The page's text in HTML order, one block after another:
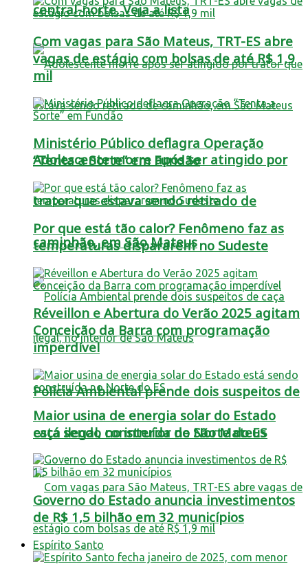
central-norte. Veja a lista
Adolescente morre após ser atingido por
trator que estava sendo retirado de
caminhão, em São Mateus
Polícia Ambiental prende dois suspeitos de
caça ilegal, no interior de São Mateus
Com vagas para São Mateus, TRT-ES abre
vagas de estágio com bolsas de até R$ 1,9
mil
Ministério Público deflagra Operação
“Tenta a Sorte” em Fundão
Por que está tão calor? Fenômeno faz as
temperaturas dispararem no Sudeste
Réveillon e Abertura do Verão 2025 agitam
Conceição da Barra com programação
imperdível
Maior usina de energia solar do Estado
está sendo construída no Norte do ES
Governo do Estado anuncia investimentos
de R$ 1,5 bilhão em 32 municípios
Espírito Santo